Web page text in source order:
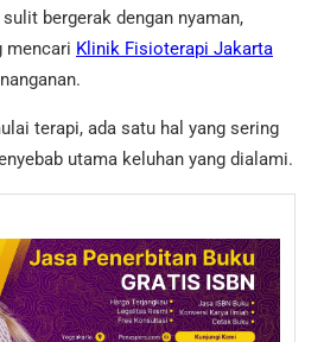
bergerak dengan nyaman,
mencari Klinik Fisioterapi Jakarta
terapi, ada satu hal yang sering
utama keluhan yang dialami.